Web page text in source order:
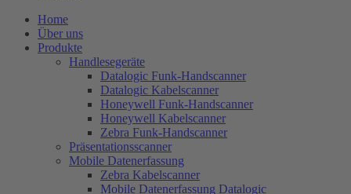
Home
Über uns
Produkte
Handlesegeräte
Datalogic Funk-Handscanner
Datalogic Kabelscanner
Honeywell Funk-Handscanner
Honeywell Kabelscanner
Zebra Funk-Handscanner
Präsentationsscanner
Mobile Datenerfassung
Zebra Kabelscanner
Mobile Datenerfassung Datalogic